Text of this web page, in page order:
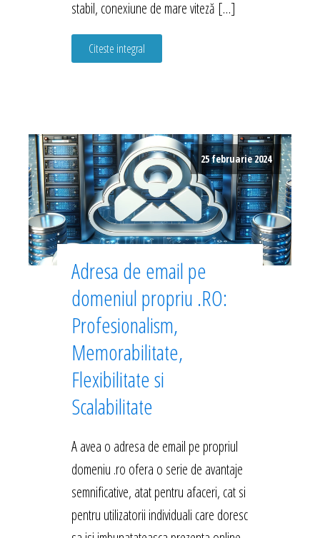
stabil, conexiune de mare viteză […]
Citeste integral
25 februarie 2024
Adresa de email pe
domeniul propriu .RO:
Profesionalism,
Memorabilitate,
Flexibilitate si
Scalabilitate
A avea o adresa de email pe propriul
domeniu .ro ofera o serie de avantaje
semnificative, atat pentru afaceri, cat si
pentru utilizatorii individuali care doresc